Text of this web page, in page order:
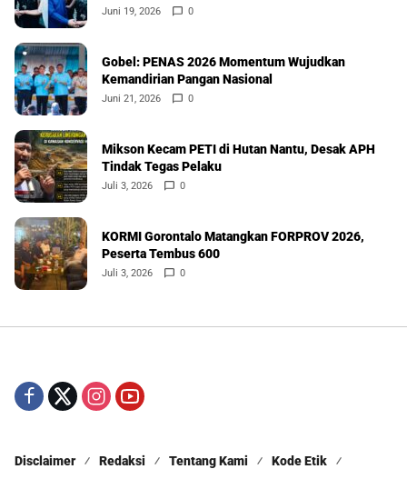
Juni 19, 2026 0
Gobel: PENAS 2026 Momentum Wujudkan
Kemandirian Pangan Nasional
Juni 21, 2026 0
Mikson Kecam PETI di Hutan Nantu, Desak APH
Tindak Tegas Pelaku
Juli 3, 2026 0
KORMI Gorontalo Matangkan FORPROV 2026,
Peserta Tembus 600
Juli 3, 2026 0
Disclaimer Redaksi Tentang Kami
Kode Etik